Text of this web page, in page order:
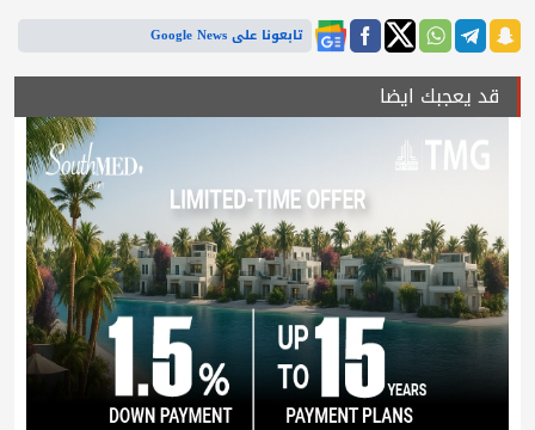
تابعونا على Google News
قد يعجبك ايضا